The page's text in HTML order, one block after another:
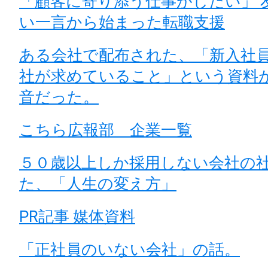
い一言から始まった転職支援
ある会社で配布された、「新入社
社が求めていること」という資料
音だった。
こちら広報部 企業一覧
５０歳以上しか採用しない会社の
た、「人生の変え方」
PR記事 媒体資料
「正社員のいない会社」の話。